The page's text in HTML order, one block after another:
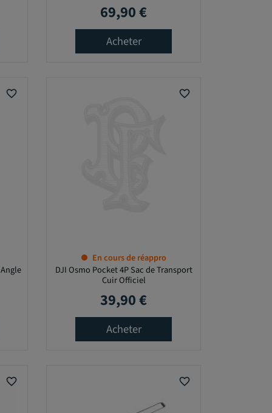
Prix
69,90 €
Acheter
favorite_border favorite_border
En cours de réappro
DJI Osmo Pocket 4P Sac de Transport
Cuir Officiel
Prix
39,90 €
Acheter
favorite_border favorite_border